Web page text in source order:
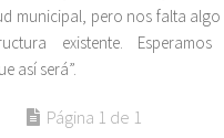
municipal, pero nos falta
existente.
así será”.
Página 1 de 1